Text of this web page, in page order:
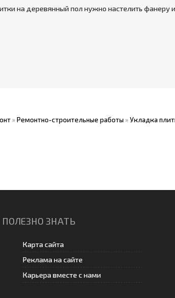
на деревянный пол нужно настелить фанеру
»Ремонтно-строительные работы »Укладка
ПОЛЕЗНО ЗНАТЬ
Карта сайта
Реклама на сайте
Карьера вместе с нами